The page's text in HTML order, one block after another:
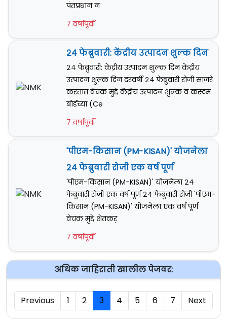
पंतप्रधान न
7 वर्षापूर्वी
२४ फेब्रुवारी: केंद्रीय उत्पादन शुल्क दिन
२४ फेब्रुवारी: केंद्रीय उत्पादन शुल्क दिन केंद्रीय
उत्पादन शुल्क दिन दरवर्षी २४ फेब्रुवारी रोजी साजरे
करतात वेचक मुद्दे केंद्रीय उत्पादन शुल्क व कस्टम
बोर्डच्या (Ce
7 वर्षापूर्वी
'पीएम-किसान (PM-KISAN)' योजनेला
२४ फेब्रुवारी रोजी एक वर्ष पूर्ण
'पीएम-किसान (PM-KISAN)' योजनेला २४
फेब्रुवारी रोजी एक वर्ष पूर्ण २४ फेब्रुवारी रोजी 'पीएम-
किसान (PM-KISAN)' योजनेला एक वर्ष पूर्ण
वेचक मुद्दे शेतकर्
7 वर्षापूर्वी
अधिक जाहिराती खालील पेजवर:
Previous 1 2 3 4 5 6 7 Next